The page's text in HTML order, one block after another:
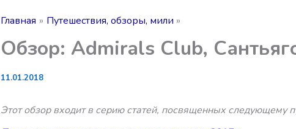
Главная Путешествия, обзоры, мили
Обзор: Admirals Club,
11.01.2018
Этот обзор входит в серию статей, посвященных следующему